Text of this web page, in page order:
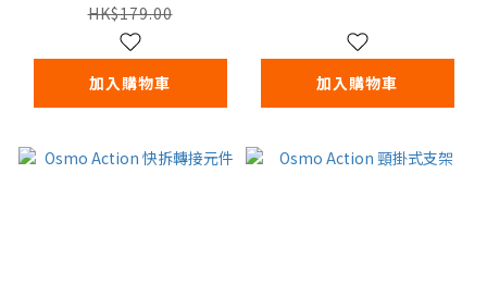
HK$179.00
加入購物車 加入購物車